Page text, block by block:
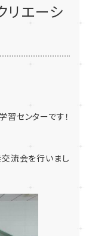
リエーシ
センターです！
交流会を行いまし